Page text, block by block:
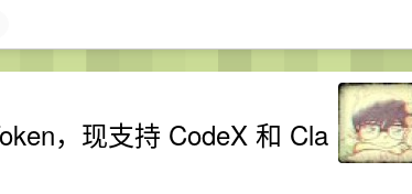
，现支持 CodeX 和 Cla